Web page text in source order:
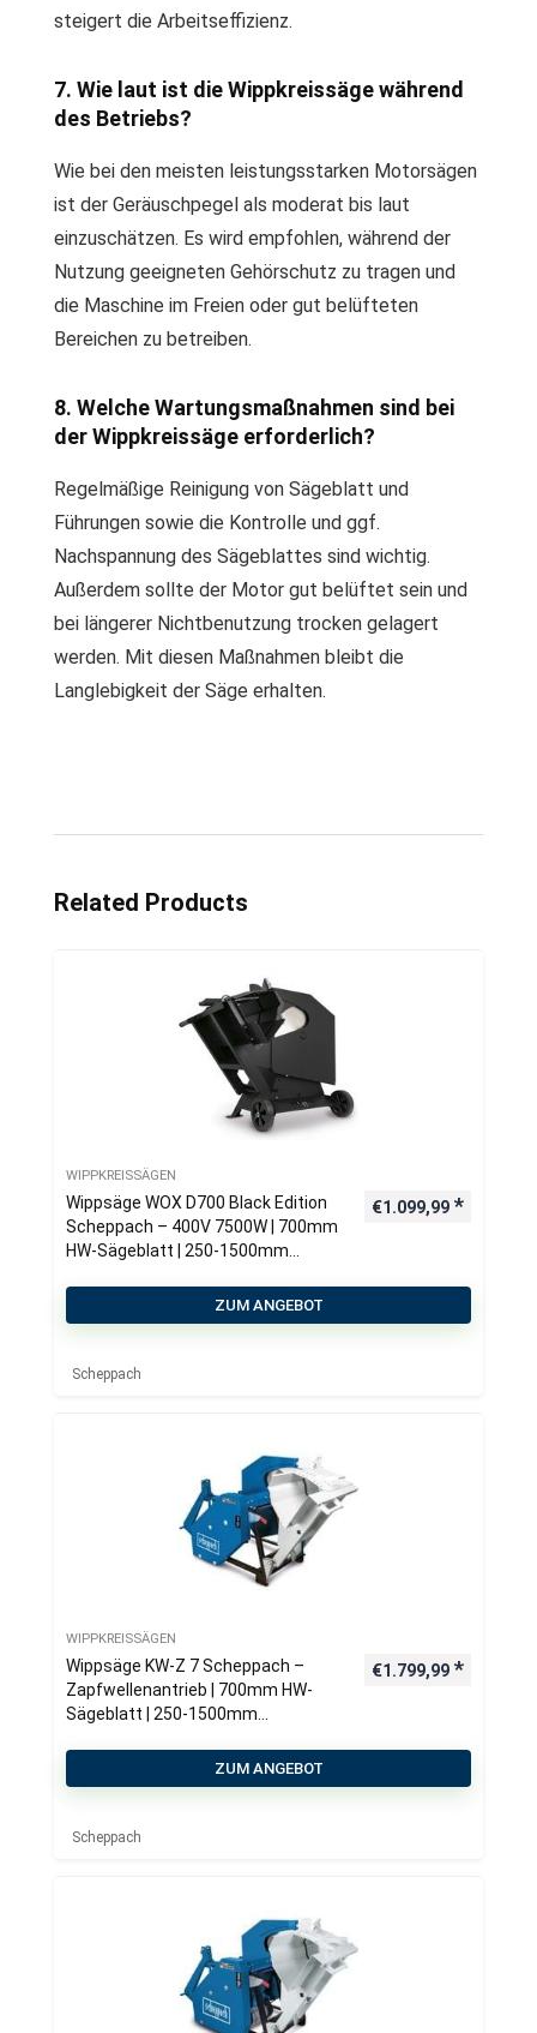
steigert die Arbeitseffizienz.
7. Wie laut ist die Wippkreissäge während
des Betriebs?
Wie bei den meisten leistungsstarken Motorsägen
ist der Geräuschpegel als moderat bis laut
einzuschätzen. Es wird empfohlen, während der
Nutzung geeigneten Gehörschutz zu tragen und
die Maschine im Freien oder gut belüfteten
Bereichen zu betreiben.
8. Welche Wartungsmaßnahmen sind bei
der Wippkreissäge erforderlich?
Regelmäßige Reinigung von Sägeblatt und
Führungen sowie die Kontrolle und ggf.
Nachspannung des Sägeblattes sind wichtig.
Außerdem sollte der Motor gut belüftet sein und
bei längerer Nichtbenutzung trocken gelagert
werden. Mit diesen Maßnahmen bleibt die
Langlebigkeit der Säge erhalten.
Related Products
WIPPKREISSÄGEN
Wippsäge WOX D700 Black Edition
Scheppach – 400V 7500W | 700mm
HW-Sägeblatt | 250-1500mm
inkl. Wippenverlängerung
€1.099,99
ZUM ANGEBOT
Scheppach
WIPPKREISSÄGEN
Wippsäge KW-Z 7 Scheppach –
Zapfwellenantrieb | 700mm HW-
Sägeblatt | 250-1500mm
€1.799,99
ZUM ANGEBOT
Scheppach